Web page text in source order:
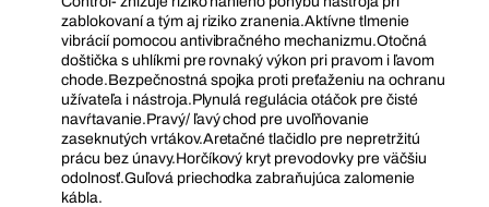
zablokovaní a tým aj riziko zranenia.Aktívne tlmenie
vibrácií pomocou antivibračného mechanizmu.Otočná
doštička s uhlíkmi pre rovnaký výkon pri pravom i ľavom
chode.Bezpečnostná spojka proti preťaženiu na ochranu
užívateľa i nástroja.Plynulá regulácia otáčok pre čisté
navŕtavanie.Pravý/ ľavý chod pre uvoľňovanie
zaseknutých vrtákov.Aretačné tlačidlo pre nepretržitú
prácu bez únavy.Horčíkový kryt prevodovky pre väčšiu
odolnosť.Guľová priechodka zabraňujúca zalomenie
kábla.